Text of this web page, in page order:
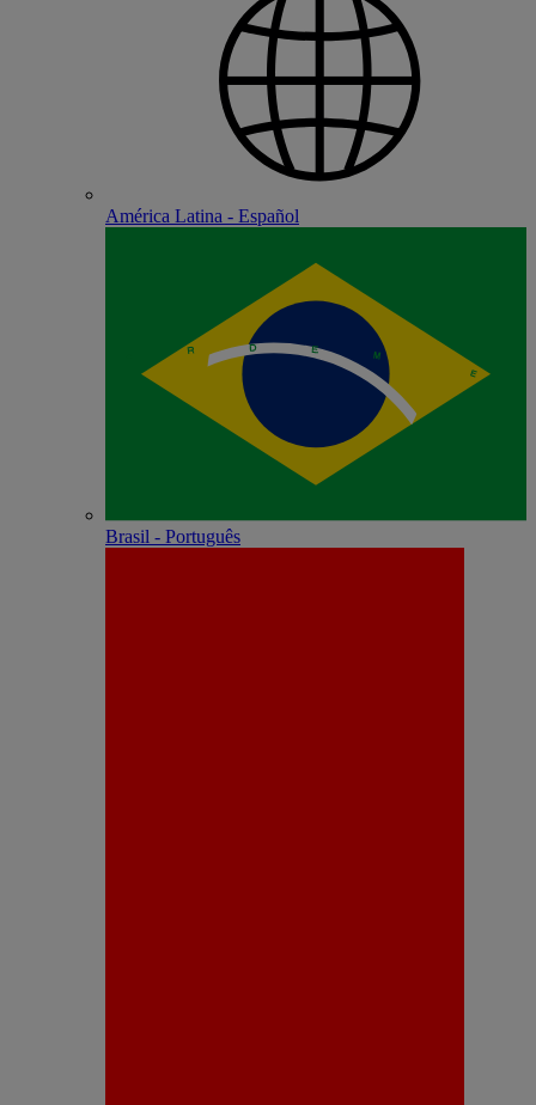
América Latina - Español
Brasil - Português